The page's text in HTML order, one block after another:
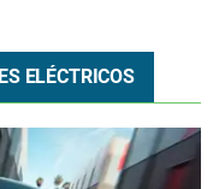
ELÉCTRICOS